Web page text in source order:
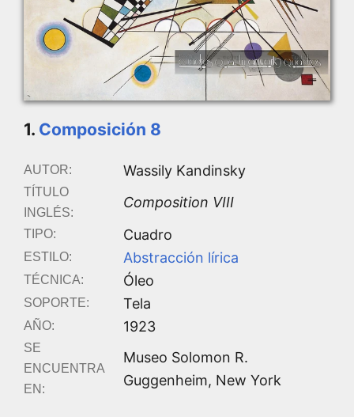
1. Composición 8
AUTOR: Wassily Kandinsky
TÍTULO
INGLÉS:
Composition VIII
TIPO: Cuadro
ESTILO: Abstracción lírica
TÉCNICA: Óleo
SOPORTE: Tela
AÑO: 1923
SE
ENCUENTRA
EN:
Museo Solomon R.
Guggenheim, New York